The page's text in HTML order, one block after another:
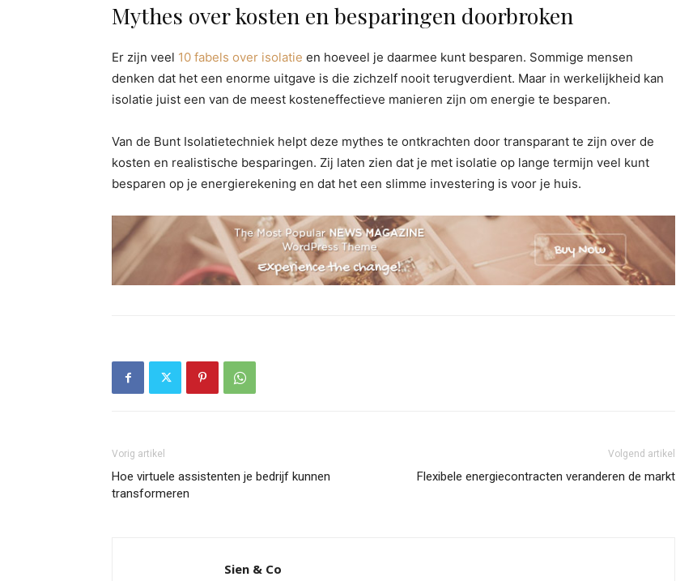
Mythes over kosten en besparingen doorbroken
Er zijn veel 10 fabels over isolatie en hoeveel je daarmee kunt besparen. Sommige mensen
denken dat het een enorme uitgave is die zichzelf nooit terugverdient. Maar in werkelijkheid kan
isolatie juist een van de meest kosteneffectieve manieren zijn om energie te besparen.
Van de Bunt Isolatietechniek helpt deze mythes te ontkrachten door transparant te zijn over de
kosten en realistische besparingen. Zij laten zien dat je met isolatie op lange termijn veel kunt
besparen op je energierekening en dat het een slimme investering is voor je huis.
Vorig artikel
Hoe virtuele assistenten je bedrijf kunnen
transformeren
Volgend artikel
Flexibele energiecontracten veranderen de markt
Sien & Co